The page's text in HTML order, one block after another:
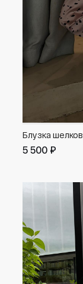
Блузка
5 500 ₽